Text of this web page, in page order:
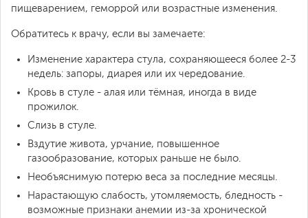
пищеварением, геморрой или возрастные изменения.
Обратитесь к врачу, если вы замечаете:
Изменение характера стула, сохраняющееся более 2-3
недель: запоры, диарея или их чередование.
Кровь в стуле - алая или тёмная, иногда в виде
прожилок.
Слизь в стуле.
Вздутие живота, урчание, повышенное
газообразование, которых раньше не было.
Необъяснимую потерю веса за последние месяцы.
Нарастающую слабость, утомляемость, бледность -
возможные признаки анемии из-за хронической